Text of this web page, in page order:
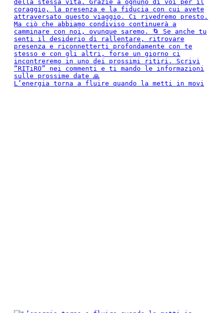
L’energia torna a fluire quando la metti in movi